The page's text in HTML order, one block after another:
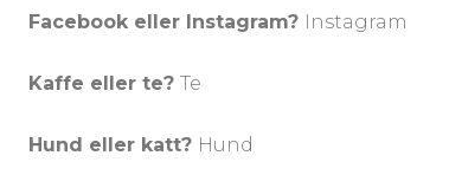
Facebook eller Instagram? Instagram
Kaffe eller te? Te
Hund eller katt? Hund